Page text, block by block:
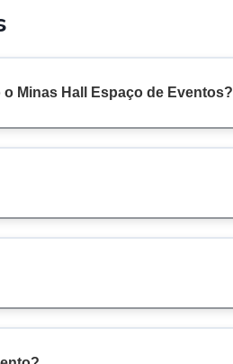
Minas Hall Espaço de Eventos?